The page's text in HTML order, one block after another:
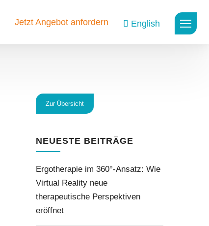
Jetzt Angebot anfordern English
Zur Übersicht
NEUESTE BEITRÄGE
Ergotherapie im 360°-Ansatz: Wie
Virtual Reality neue
therapeutische Perspektiven
eröffnet